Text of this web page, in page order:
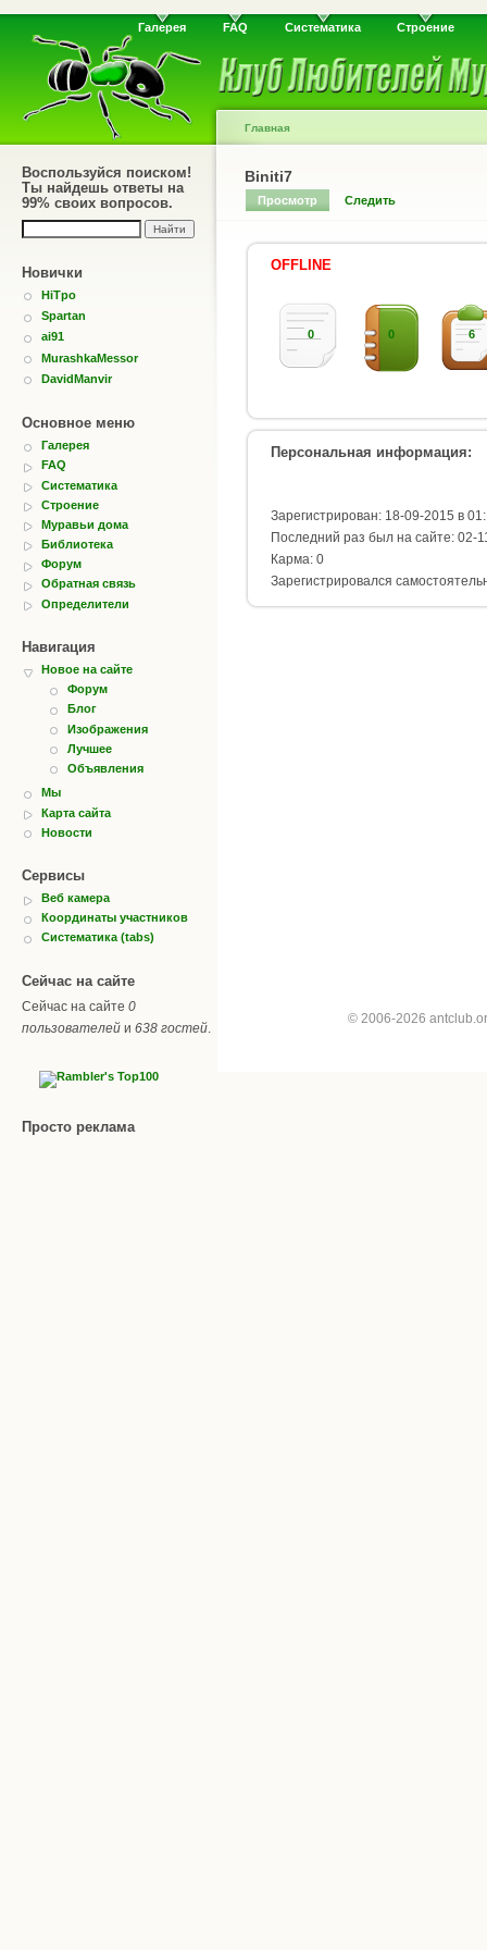
Галерея FAQ Систематика Строение
Воспользуйся поиском!
Ты найдешь ответы на
99% своих вопросов.
Новички
HiTpo
Spartan
ai91
MurashkaMessor
DavidManvir
Основное меню
Галерея
FAQ
Систематика
Строение
Муравьи дома
Библиотека
Форум
Обратная связь
Определители
Навигация
Новое на сайте
Форум
Блог
Изображения
Лучшее
Объявления
Мы
Карта сайта
Новости
Сервисы
Веб камера
Координаты участников
Систематика (tabs)
Сейчас на сайте
Сейчас на сайте 0
пользователей и 638 гостей.
Просто реклама
Главная
Biniti7
Просмотр Следить
OFFLINE
0 0 6
Персональная информация:
Зарегистрирован: 18-09-2015 в
Последний раз был на сайте: 02-
Карма: 0
Зарегистрировался
© 2006-2026